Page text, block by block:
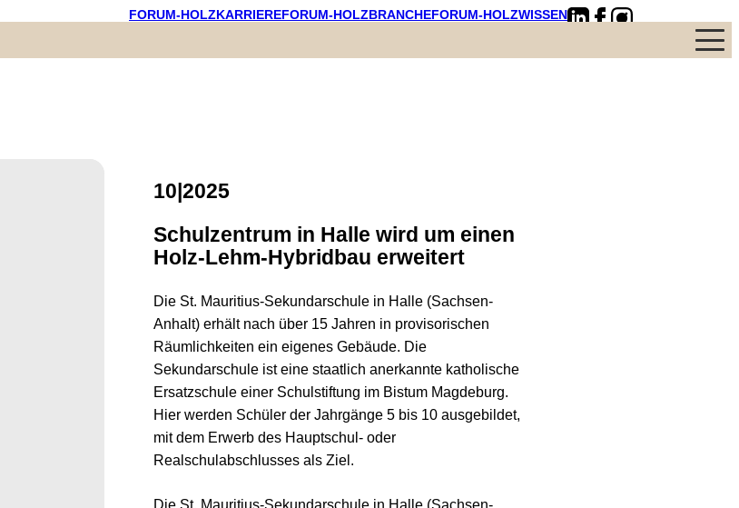
FORUM-HOLZKARRIEREFORUM-HOLZBRANCHEFORUM-HOLZWISSEN
Menü
10|2025
Schulzentrum in Halle wird um einen
Holz-Lehm-Hybridbau erweitert
Die St. Mauritius-Sekundarschule in Halle (Sachsen-
Anhalt) erhält nach über 15 Jahren in provisorischen
Räumlichkeiten ein eigenes Gebäude. Die
Sekundarschule ist eine staatlich anerkannte katholische
Ersatzschule einer Schulstiftung im Bistum Magdeburg.
Hier werden Schüler der Jahrgänge 5 bis 10 ausgebildet,
mit dem Erwerb des Hauptschul- oder
Realschulabschlusses als Ziel.